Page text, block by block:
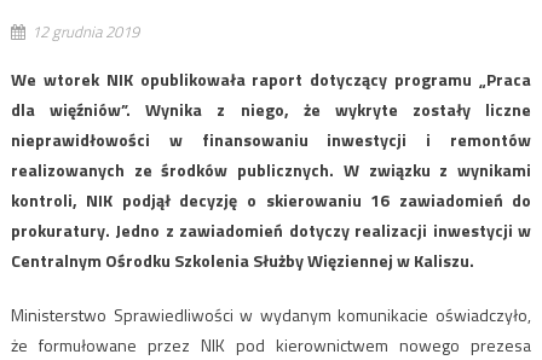
12 grudnia 2019
We wtorek NIK opublikowała raport dotyczący programu „Praca
dla więźniów”. Wynika z niego, że wykryte zostały liczne
nieprawidłowości w finansowaniu inwestycji i remontów
realizowanych ze środków publicznych. W związku z wynikami
kontroli, NIK podjął decyzję o skierowaniu 16 zawiadomień do
prokuratury. Jedno z zawiadomień dotyczy realizacji inwestycji w
Centralnym Ośrodku Szkolenia Służby Więziennej w Kaliszu.
Ministerstwo Sprawiedliwości w wydanym komunikacie oświadczyło,
że formułowane przez NIK pod kierownictwem nowego prezesa